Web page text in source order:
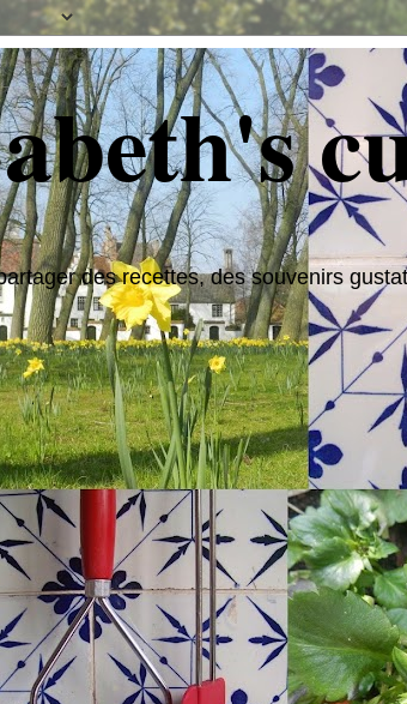
des recettes, des souvenirs